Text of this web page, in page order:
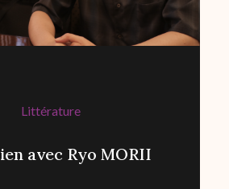
Littérature
avec Ryo MORII